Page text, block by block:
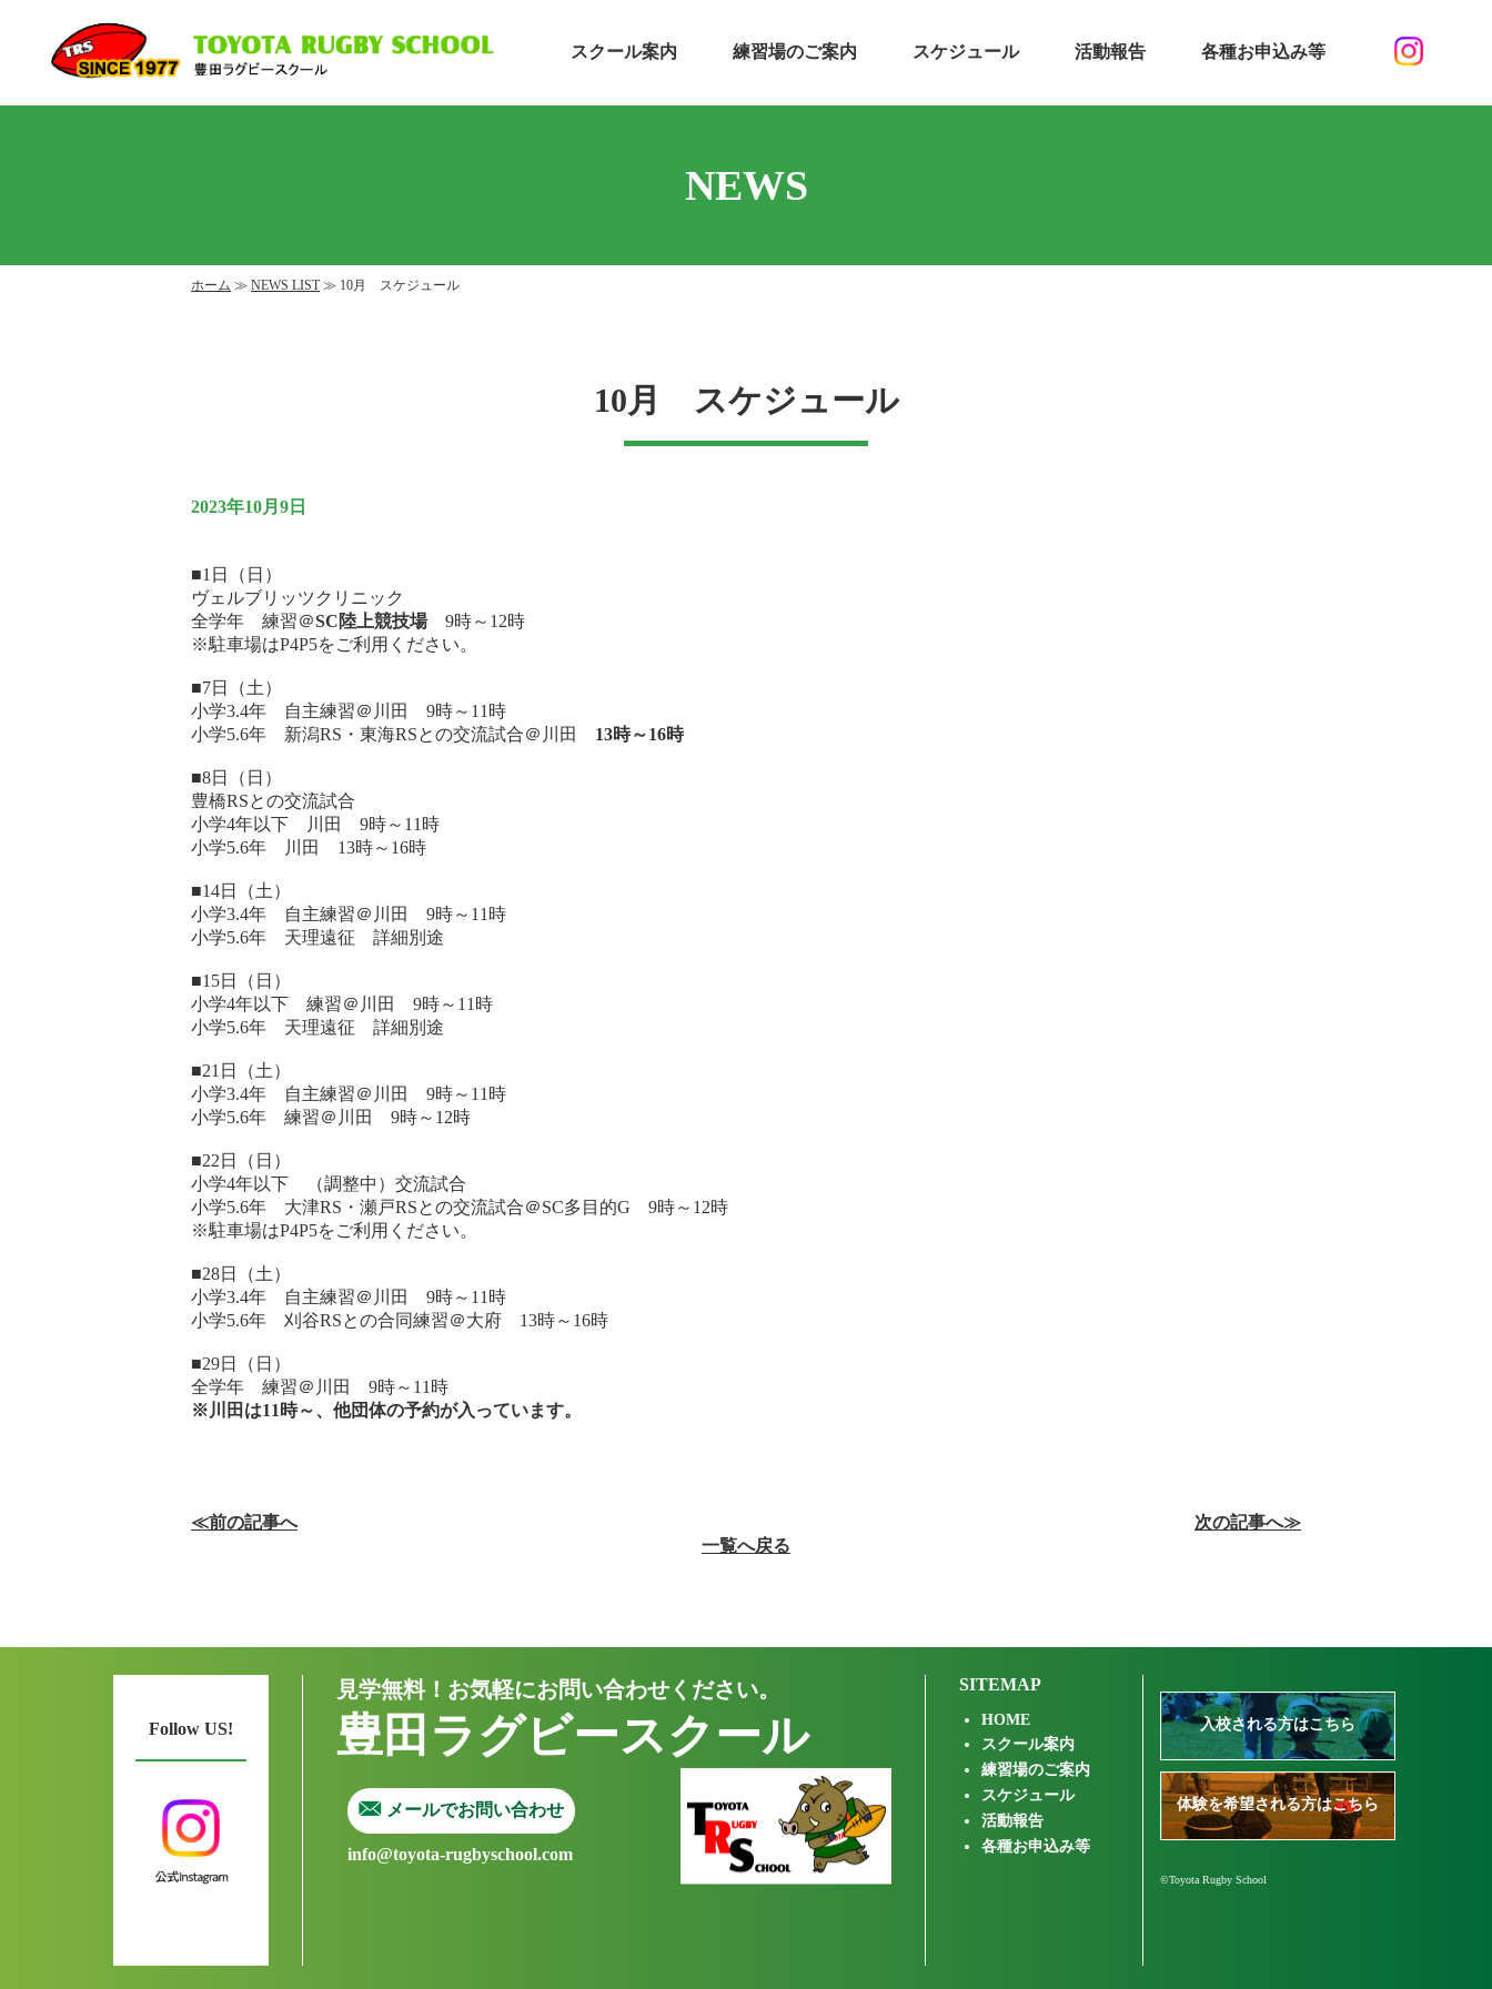
スクール案内 練習場のご案内 スケジュール 活動報告 各種お申込み等
NEWS
ホーム ≫ NEWS LIST≫ 10月 スケジュール
10月 スケジュール
2023年10月9日
■1日（日）
ヴェルブリッツクリニック
全学年 練習＠SC陸上競技場 9時～12時
※駐車場はP4P5をご利用ください。
■7日（土）
小学3.4年 自主練習＠川田 9時～11時
小学5.6年 新潟RS・東海RSとの交流試合＠川田 13時～16時
■8日（日）
豊橋RSとの交流試合
小学4年以下 川田 9時～11時
小学5.6年 川田 13時～16時
■14日（土）
小学3.4年 自主練習＠川田 9時～11時
小学5.6年 天理遠征 詳細別途
■15日（日）
小学4年以下 練習＠川田 9時～11時
小学5.6年 天理遠征 詳細別途
■21日（土）
小学3.4年 自主練習＠川田 9時～11時
小学5.6年 練習＠川田 9時～12時
■22日（日）
小学4年以下 （調整中）交流試合
小学5.6年 大津RS・瀬戸RSとの交流試合＠SC多目的G 9時～12時
※駐車場はP4P5をご利用ください。
■28日（土）
小学3.4年 自主練習＠川田 9時～11時
小学5.6年 刈谷RSとの合同練習＠大府 13時～16時
■29日（日）
全学年 練習＠川田 9時～11時
※ 川田は11 時～、他団体の予約が入っています。
≪前の記事へ
次の記事へ≫
一覧へ戻る
Follow US!
見学無料！お気軽にお問い合わせください。
豊田ラグビースクール
メールでお問い合わせ
info@toyota-rugbyschool.com
SITEMAP
HOME
スクール案内
練習場のご案内
スケジュール
活動報告
各種お申込み等
入校される方はこちら
体験を希望される方はこちら
©Toyota Rugby School